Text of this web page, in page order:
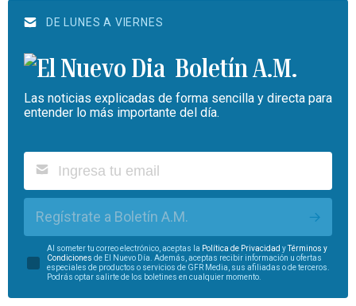
DE LUNES A VIERNES
Boletín A.M.
Las noticias explicadas de forma sencilla y directa para
entender lo más importante del día.
Regístrate a Boletín A.M.
Al someter tu correo electrónico, aceptas la Política de Privacidad y
Términos y
Condiciones de El Nuevo Día. Además, aceptas recibir información u ofertas
especiales de productos o servicios de GFR Media, sus afiliadas o de terceros.
Podrás optar salirte de los boletines en cualquier momento.